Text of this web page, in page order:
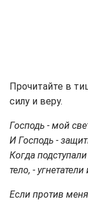
Прочитайте в
силу и веру.
Господь - мой
И Господь -
Когда
тело, -
Если против